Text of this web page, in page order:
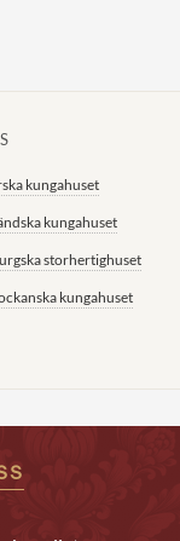
kungahuset
kungahuset
storhertighuset
kungahuset